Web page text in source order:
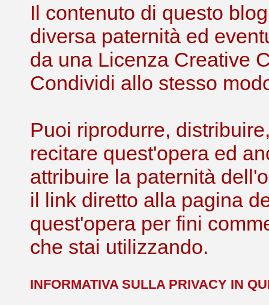
Il contenuto di questo
diversa paternità ed
da una Licenza Creative
Condividi allo stesso
Puoi riprodurre,
recitare quest'opera ed
attribuire la paternità
il link diretto alla pagina
quest'opera per fini
che stai utilizzando.
INFORMATIVA SULLA PRIVACY IN